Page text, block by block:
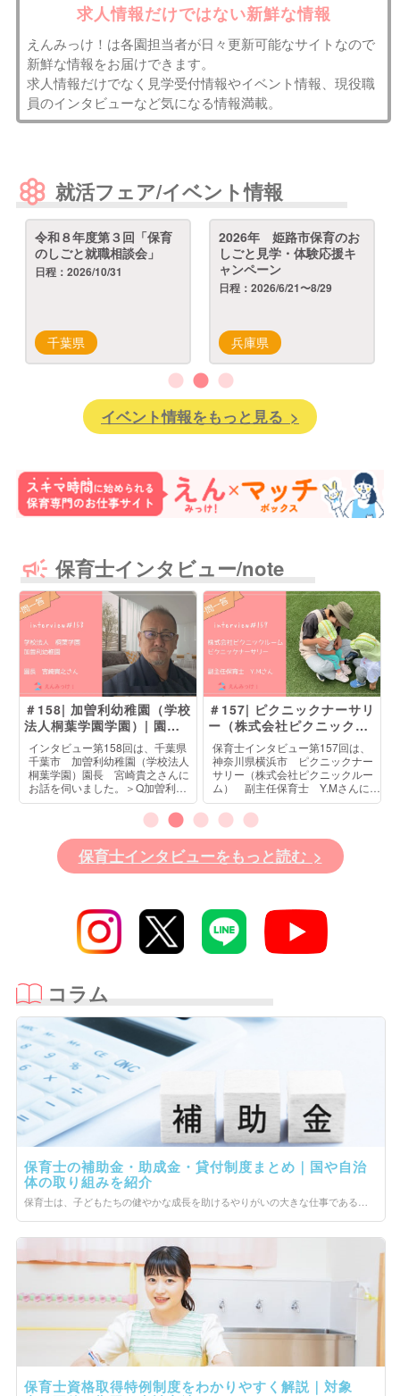
求人情報だけではない新鮮な情報
えんみっけ！は各園担当者が日々更新可能なサイトなので
新鮮な情報をお届けできます。
求人情報だけでなく見学受付情報やイベント情報、現役職
員のインタビューなど気になる情報満載。
就活フェア/イベント情報
令和８年度第３回「保育
のしごと就職相談会」
日程：2026/10/31
千葉県
2026年 姫路市保育のお
しごと見学・体験応援キ
ャンペーン
日程：2026/6/21〜8/29
兵庫県
イベント情報をもっと見る >
保育士インタビュー/note
＃158| 加曽利幼稚園（学校
法人桐葉学園学園）| 園
長 宮崎貴之さん
インタビュー第158回は、千葉県
千葉市 加曽利幼稚園（学校法人
桐葉学園）園長 宮崎貴之さんに
お話を伺いました。＞Q加曽利幼
稚園の自慢を教えてください。A加
曽利幼稚園の自慢は、子どもたち
がのびのびと過ごせる環境が整っ
ていることです。まず、用途に合
わせて使い分けができる「３つの
園庭」があり、子どもたちは毎日
おり、子どもたちが安心・安全に
過ごせる環境づくりを大切にして
います。日々の園生活の中で、子
どもたちが快適に過ごせるよう整
＃157| ピクニックナーサリ
ー（株式会社ピクニックル
ーム）| 副主任保育士 Y.M
さん
保育士インタビュー第157回は、
神奈川県横浜市 ピクニックナー
サリー（株式会社ピクニックルー
ム） 副主任保育士 Y.Mさんにお
話を伺いました。＞転職をしよう
と思ったきっかけは、前職では業
務量が多く、子育てとの両立が難
しいと感じていたため、転職を考
えるようになりました。
保育士インタビューをもっと読む >
コラム
保育士の補助金・助成金・貸付制度まとめ｜国や自治
体の取り組みを紹介
保育士資格取得特例制度をわかりやすく解説｜対象